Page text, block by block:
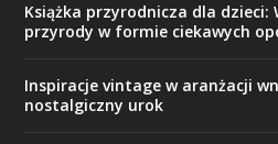
Książka przyrodnicza dla dzieci:
przyrody w formie ciekawych
Inspiracje vintage w aranżacji
nostalgiczny urok